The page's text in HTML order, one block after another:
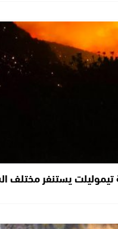
تيموليلت يستنفر مختلف